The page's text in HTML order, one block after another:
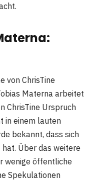
von ChrisTine
Materna arbeitet
ChrisTine Urspruch
in einem lauten
bekannt, dass sich
Über das weitere
wenige öffentliche
Spekulationen